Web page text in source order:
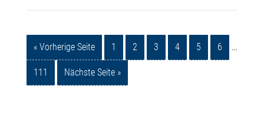
« Vorherige Seite 1 2 3 4 5 6 …
111 Nächste Seite »